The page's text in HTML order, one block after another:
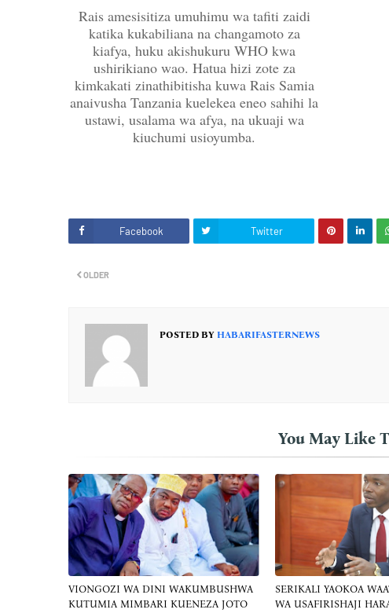
Rais amesisitiza umuhimu wa tafiti zaidi
katika kukabiliana na changamoto za
kiafya, huku akishukuru WHO kwa
ushirikiano wao. Hatua hizi zote za
kimkakati zinathibitisha kuwa Rais Samia
anaivusha Tanzania kuelekea eneo sahihi la
ustawi, usalama wa afya, na ukuaji wa
kiuchumi usioyumba.
Facebook Twitter
OLDER
POSTED BY HABARIFASTERNEWS
You May Like
VIONGOZI WA DINI WAKUMBUSHWA
KUTUMIA MIMBARI KUENEZA JOTO
SERIKALI YAOKOA
WA USAFIRISHAJI